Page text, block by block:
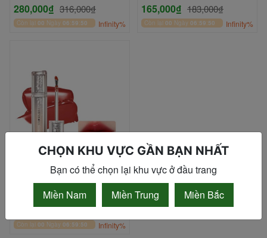
280,000₫ 316,000₫
Còn lại 00 Ngày 06:59:50 Infinity%
165,000₫ 183,000₫
Còn lại 00 Ngày 06:59:50 Infinity%
Son Bóng Judydoll Dual
Watery Lip Gloss #07
165,000₫ 192,000₫
Còn lại 00 Ngày 06:59:50 Infinity%
CHỌN KHU VỰC GẦN BẠN NHẤT
Bạn có thể chọn lại khu vực ở đầu trang
Miền Nam
Miền Trung Miền Bắc